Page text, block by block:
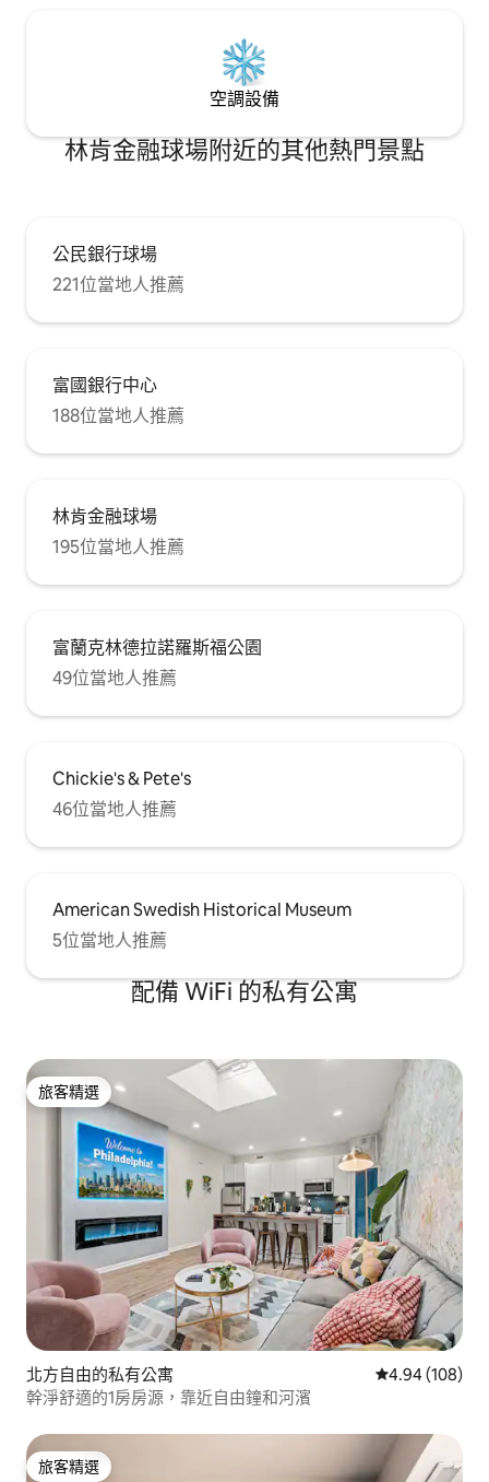
空調設備
林肯金融球場附近的其他熱門景點
公民銀行球場
221位當地人推薦
富國銀行中心
188位當地人推薦
林肯金融球場
195位當地人推薦
富蘭克林德拉諾羅斯福公園
49位當地人推薦
Chickie's & Pete's
46位當地人推薦
American Swedish Historical Museum
5位當地人推薦
配備 WiFi 的私有公寓
旅客精選
旅客精選
北方自由的私有公寓 從 108 則評價
4.94 (108)
幹淨舒適的1房房源，靠近自由鐘和河濱
旅客精選
旅客精選